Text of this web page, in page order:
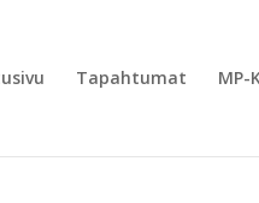
Tapahtumat MP-